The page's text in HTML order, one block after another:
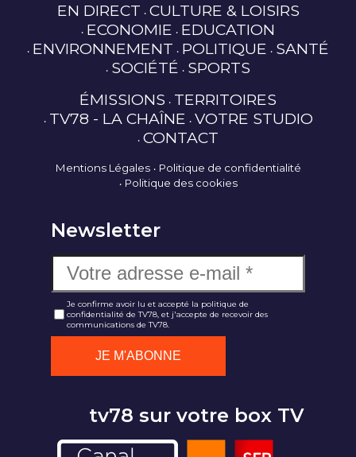
EN DIRECT CULTURE & LOISIRS
ECONOMIE EDUCATION
ENVIRONNEMENT POLITIQUE SANTÉ
SOCIÉTÉ SPORTS
ÉMISSIONS TERRITOIRES
TV78 - LA CHAÎNE VOTRE STUDIO
CONTACT
Mentions Légales
Politique de confidentialité
Politique des cookies
Newsletter
Je confirme avoir lu et accepté la politique de
confidentialité de TV78, et j'accepte de recevoir des
communications de TV78.
tv78 sur votre box TV